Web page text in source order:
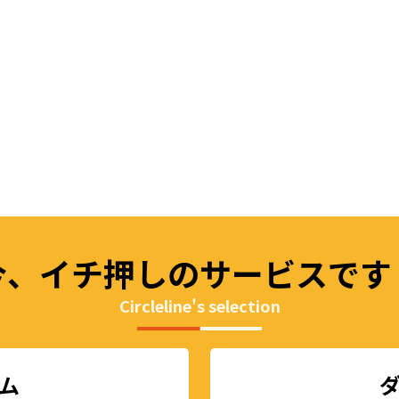
イチ押しのサービスで
Circleline's selection